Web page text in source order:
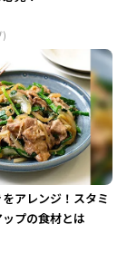
)
アレンジ！スタミ
プの食材とは